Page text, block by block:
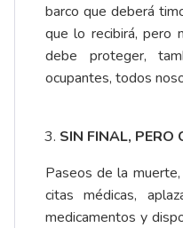
barco que deberá
que lo recibirá, pero
debe proteger,
ocupantes, todos
SIN FINAL, PERO
Paseos de la
citas médicas,
medicamentos y